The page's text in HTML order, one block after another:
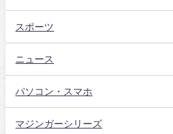
スポーツ
ニュース
パソコン・スマホ
マジンガーシリーズ